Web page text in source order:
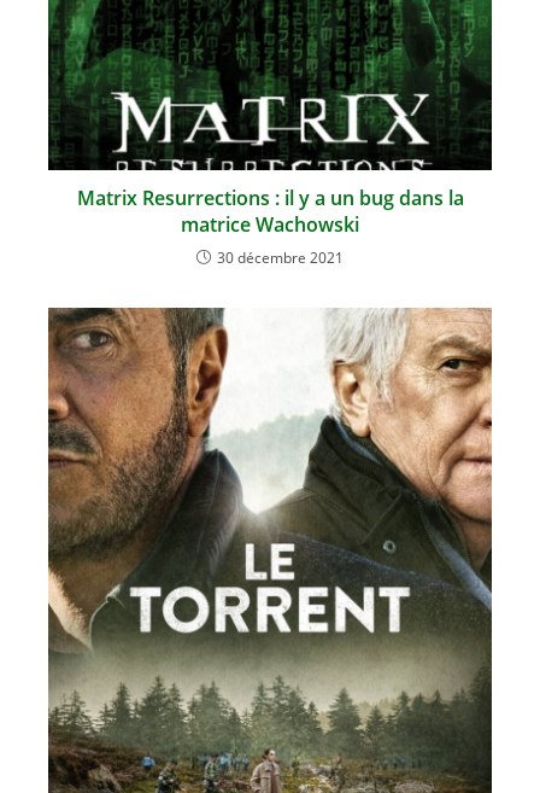
Matrix Resurrections : il y a un bug dans la
matrice Wachowski
30 décembre 2021